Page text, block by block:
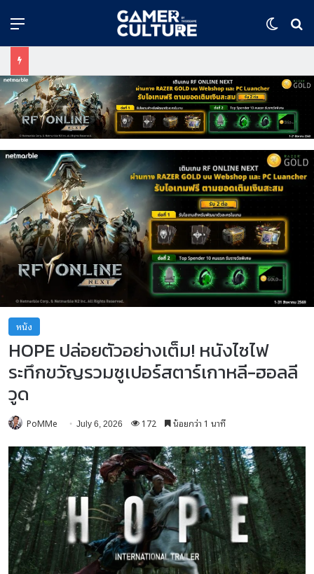
Menu
หนัง
HOPE ปล่อยตัวอย่างเต็ม! หนังไซไฟ
ระทึกขวัญรวมซูเปอร์สตาร์เกาหลี-ฮอลลี
วูด
PoMMe July 6, 2026 172 น้อยกว่า 1 นาที